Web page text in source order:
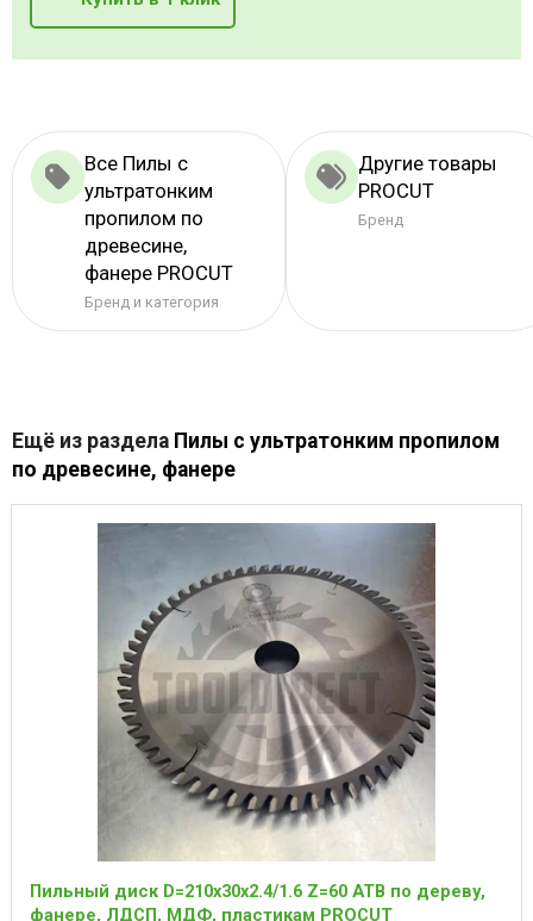
Все Пилы с
ультратонким
пропилом по
древесине,
фанере PROCUT
Бренд и категория
Другие товары
PROCUT
Бренд
Ещё из раздела Пилы с ультратонким пропилом
по древесине, фанере
Пильный диск D=210x30x2.4/1.6 Z=60 ATB по дереву,
фанере, ЛДСП, МДФ, пластикам PROCUT